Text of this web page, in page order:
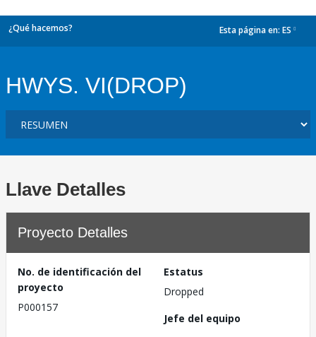
¿Qué hacemos? Esta página en: ES
HWYS. VI(DROP)
Llave Detalles
Proyecto Detalles
No. de identificación del
proyecto
P000157
Estatus
Dropped
Jefe del equipo